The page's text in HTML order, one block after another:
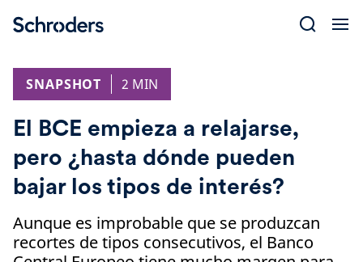
SNAPSHOT
2 MIN
El BCE empieza a relajarse,
pero ¿hasta dónde pueden
bajar los tipos de interés?
Aunque es improbable que se produzcan
recortes de tipos consecutivos, el Banco